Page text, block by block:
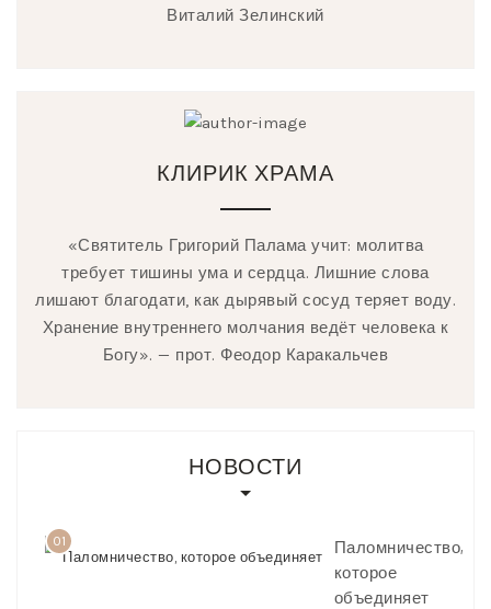
Виталий Зелинский
КЛИРИК ХРАМА
«Святитель Григорий Палама учит: молитва
требует тишины ума и сердца. Лишние слова
лишают благодати, как дырявый сосуд теряет воду.
Хранение внутреннего молчания ведёт человека к
Богу». — прот. Феодор Каракальчев
НОВОСТИ
01
Паломничество,
которое
объединяет